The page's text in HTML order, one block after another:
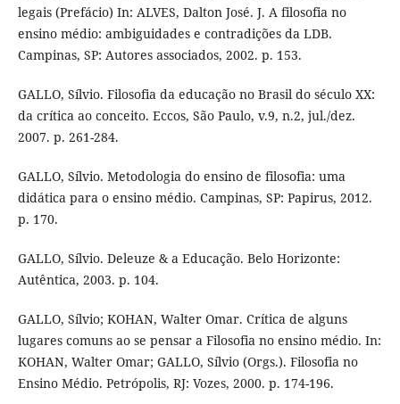
legais (Prefácio) In: ALVES, Dalton José. J. A filosofia no
ensino médio: ambiguidades e contradições da LDB.
Campinas, SP: Autores associados, 2002. p. 153.
GALLO, Sílvio. Filosofia da educação no Brasil do século XX:
da crítica ao conceito. Eccos, São Paulo, v.9, n.2, jul./dez.
2007. p. 261-284.
GALLO, Sílvio. Metodologia do ensino de filosofia: uma
didática para o ensino médio. Campinas, SP: Papirus, 2012.
p. 170.
GALLO, Sílvio. Deleuze & a Educação. Belo Horizonte:
Autêntica, 2003. p. 104.
GALLO, Sílvio; KOHAN, Walter Omar. Crítica de alguns
lugares comuns ao se pensar a Filosofia no ensino médio. In:
KOHAN, Walter Omar; GALLO, Sílvio (Orgs.). Filosofia no
Ensino Médio. Petrópolis, RJ: Vozes, 2000. p. 174-196.